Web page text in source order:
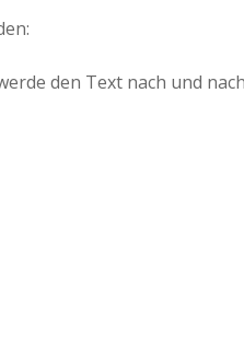
den Text nach und